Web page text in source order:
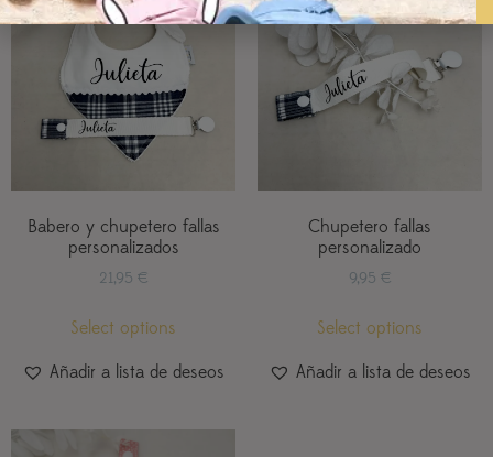
Babero y chupetero fallas
personalizados
21,95 €
Select options
Añadir a lista de deseos
Chupetero fallas
personalizado
9,95 €
Select options
Añadir a lista de deseos